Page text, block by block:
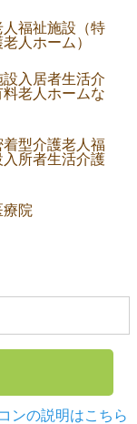
人福祉施設（特
人ホーム）
設入居者生活介
料老人ホームな
着型介護老人福
入所者生活介護
療院
ンの説明はこちら